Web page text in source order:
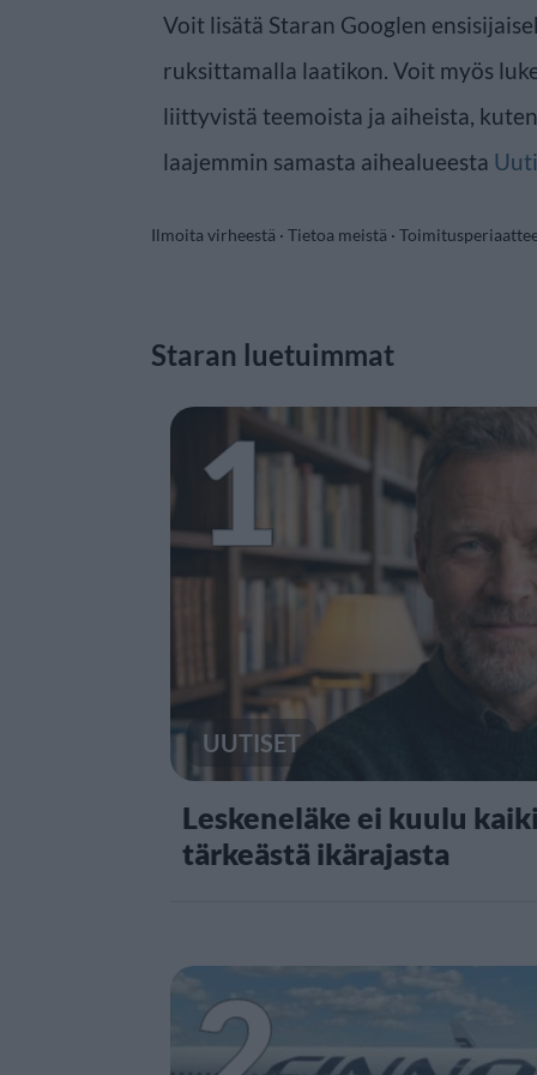
Voit lisätä Staran Googlen
ruksittamalla laatikon. Voit myös
liittyvistä teemoista ja aiheista, kuten
laajemmin samasta aihealueesta
Ilmoita virheestä · Tietoa meistä ·
Staran luetuimmat
1
UUTISET
Leskeneläke ei kuulu
tärkeästä ikärajasta